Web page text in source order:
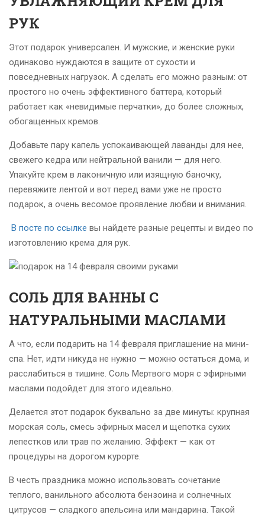
РУК
Этот подарок универсален. И мужские, и женские руки
одинаково нуждаются в защите от сухости и
повседневных нагрузок. А сделать его можно разным: от
простого но очень эффективного баттера, который
работает как «невидимые перчатки», до более сложных,
обогащенных кремов.
Добавьте пару капель успокаивающей лаванды для нее,
свежего кедра или нейтральной ванили — для него.
Упакуйте крем в лаконичную или изящную баночку,
перевяжите лентой и вот перед вами уже не просто
подарок, а очень весомое проявление любви и внимания.
В посте по ссылке вы найдете разные рецепты и видео по
изготовлению крема для рук.
СОЛЬ ДЛЯ ВАННЫ С
НАТУРАЛЬНЫМИ МАСЛАМИ
А что, если подарить на 14 февраля приглашение на мини-
спа. Нет, идти никуда не нужно — можно остаться дома, и
расслабиться в тишине. Соль Мертвого моря с эфирными
маслами подойдет для этого идеально.
Делается этот подарок буквально за две минуты: крупная
морская соль, смесь эфирных масел и щепотка сухих
лепестков или трав по желанию. Эффект — как от
процедуры на дорогом курорте.
В честь праздника можно использовать сочетание
теплого, ванильного абсолюта бензоина и солнечных
цитрусов — сладкого апельсина или мандарина. Такой